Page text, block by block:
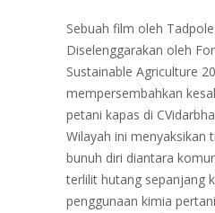
Sebuah film oleh
Diselenggarakan oleh
Sustainable Agriculture
mempersembahkan
petani kapas di
Wilayah ini menyaksikan
bunuh diri diantara
terlilit hutang sepanjang
penggunaan kimia